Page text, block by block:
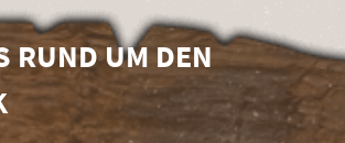
RUND UM DEN